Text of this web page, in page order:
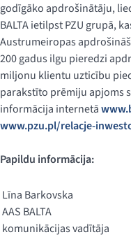
godīgāko apdrošinātāju,
BALTA ietilpst PZU grupā,
Austrumeiropas
200 gadus ilgu pieredzi
miljonu klientu uzticību
parakstīto prēmiju apjoms
informācija internetā
www.pzu.pl/relacje-
Papildu informācija:
Līna Barkovska
AAS BALTA
komunikācijas vadītāja